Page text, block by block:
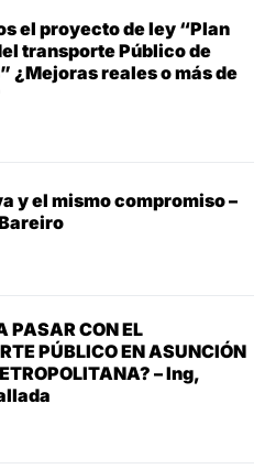
el proyecto de ley “Plan
transporte Público de
¿Mejoras reales o más de
y el mismo compromiso –
PASAR CON EL
PÚBLICO EN ASUNCIÓN
– Ing,